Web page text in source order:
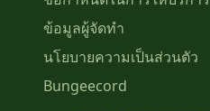
ข้อมูลผู้จัดทำ
นโยบายความเป็นส่วนตัว
Bungeecord